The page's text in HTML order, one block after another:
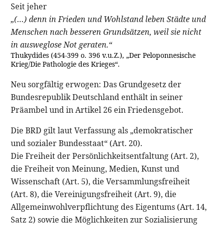
Seit jeher
„(…) denn in Frieden und Wohlstand leben Städte und
Menschen nach besseren Grundsätzen, weil sie nicht
in ausweglose Not geraten.“
Thukydides (454-399 o. 396 v.u.Z.), „Der Peloponnesische
Krieg/Die Pathologie des Krieges“.
Neu sorgfältig erwogen: Das Grundgesetz der
Bundesrepublik Deutschland enthält in seiner
Präambel und in Artikel 26 ein Friedensgebot.
Die BRD gilt laut Verfassung als „demokratischer
und sozialer Bundesstaat“ (Art. 20).
Die Freiheit der Persönlichkeitsentfaltung (Art. 2),
die Freiheit von Meinung, Medien, Kunst und
Wissenschaft (Art. 5), die Versammlungsfreiheit
(Art. 8), die Vereinigungsfreiheit (Art. 9), die
Allgemeinwohlverpflichtung des Eigentums (Art. 14,
Satz 2) sowie die Möglichkeiten zur Sozialisierung